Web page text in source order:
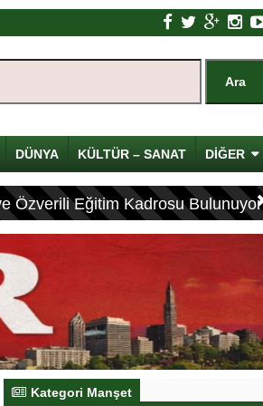
DÜNYA KÜLTÜR – SANAT DİĞER
Özverili Eğitim Kadrosu Bulunuyor
Kategori Manşet